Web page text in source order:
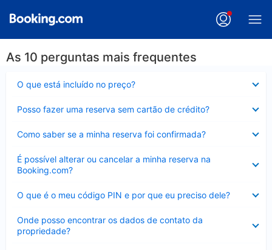
As 10 perguntas mais frequentes
O que está incluído no preço?
Posso fazer uma reserva sem cartão de crédito?
Como saber se a minha reserva foi confirmada?
É possível alterar ou cancelar a minha reserva na
Booking.com?
Contraído
O que é o meu código PIN e por que eu preciso dele?
Onde posso encontrar os dados de contato da
propriedade?